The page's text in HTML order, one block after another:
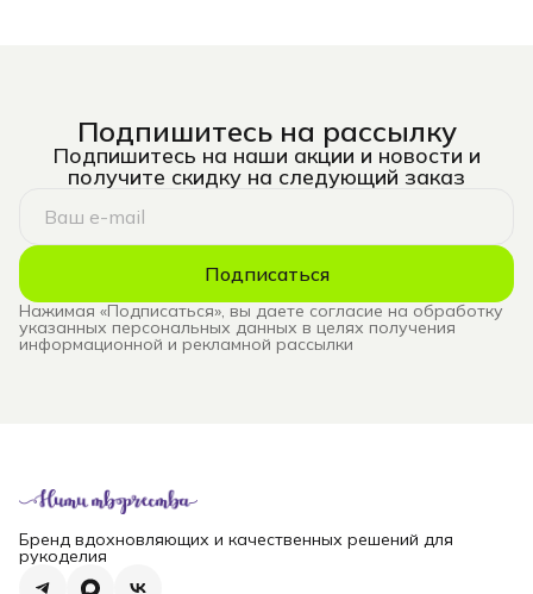
Подпишитесь на рассылку
Подпишитесь на наши акции и новости и
получите скидку на следующий заказ
Подписаться
Нажимая «Подписаться», вы даете согласие на обработку
указанных персональных данных в целях получения
информационной и рекламной рассылки
Бренд вдохновляющих и качественных решений для
рукоделия